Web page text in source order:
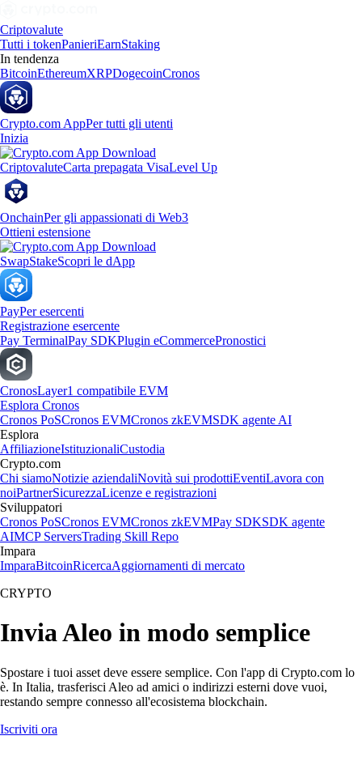
Criptovalute
Tutti i tokenPanieriEarnStaking
In tendenza
BitcoinEthereumXRPDogecoinCronos
Crypto.com AppPer tutti gli utenti
Inizia
CriptovaluteCarta prepagata VisaLevel Up
OnchainPer gli appassionati di Web3
Ottieni estensione
SwapStakeScopri le dApp
PayPer esercenti
Registrazione esercente
Pay TerminalPay SDKPlugin eCommercePronostici
CronosLayer1 compatibile EVM
Esplora Cronos
Cronos PoSCronos EVMCronos zkEVMSDK agente AI
Esplora
AffiliazioneIstituzionaliCustodia
Crypto.com
Chi siamoNotizie aziendaliNovità sui prodottiEventiLavora con
noiPartnerSicurezzaLicenze e registrazioni
Sviluppatori
Cronos PoSCronos EVMCronos zkEVMPay SDKSDK agente
AIMCP ServersTrading Skill Repo
Impara
ImparaBitcoinRicercaAggiornamenti di mercato
CRYPTO
Invia Aleo in modo semplice
Spostare i tuoi asset deve essere semplice. Con l'app di Crypto.com lo
è. In Italia, trasferisci Aleo ad amici o indirizzi esterni dove vuoi,
restando sempre connesso all'ecosistema blockchain.
Iscriviti ora